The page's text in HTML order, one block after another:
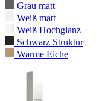
Grau matt
Weiß matt
Weiß Hochglanz
Schwarz Struktur
Warme Eiche